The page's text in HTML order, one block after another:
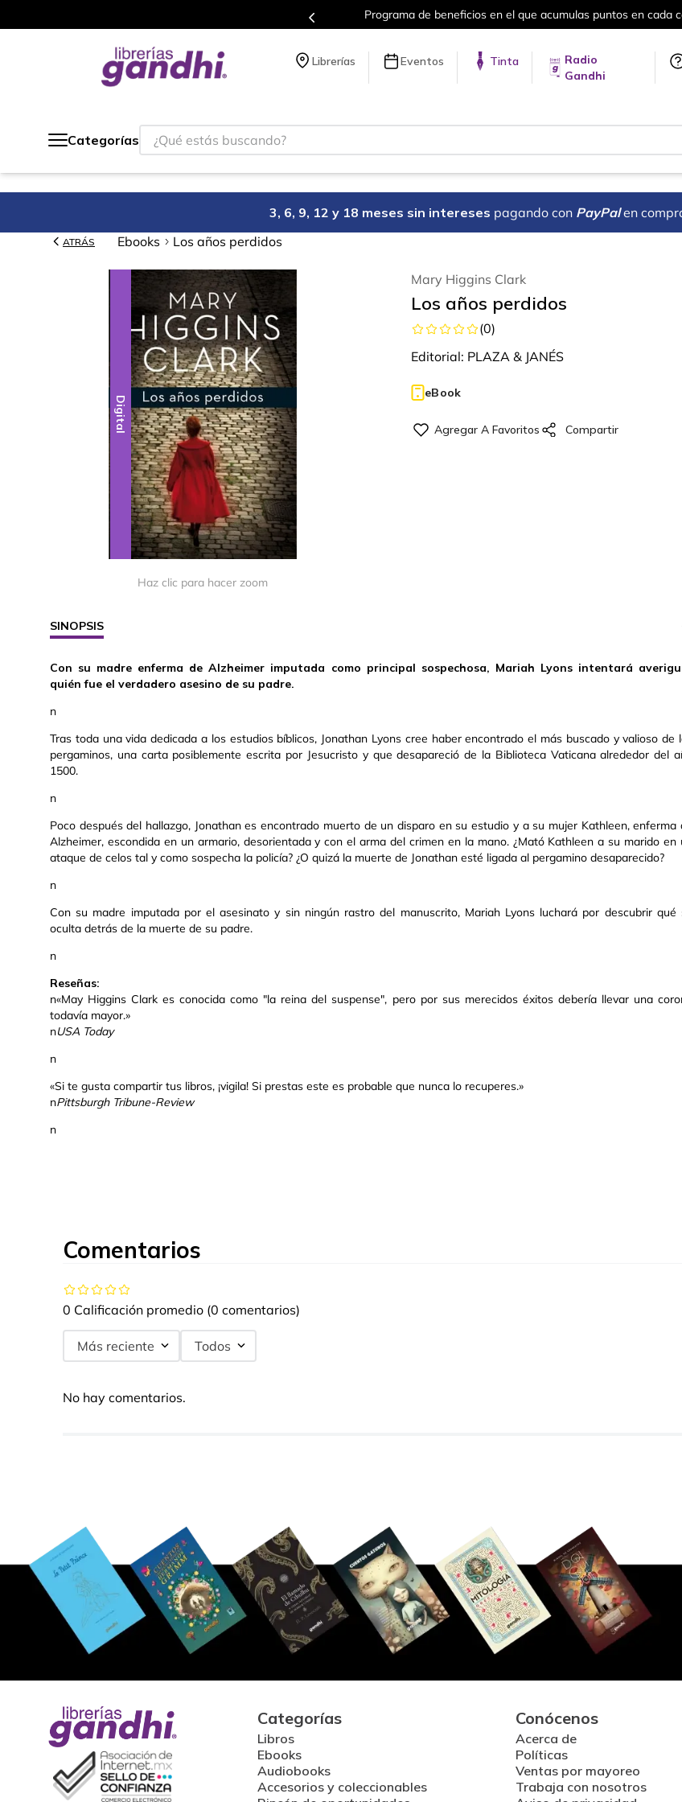
Programa de beneficios en el que acumulas puntos en cada compra. Más de 5 millones de
Librerías Eventos Tinta
Radio
Gandhi
Categorías
¿Qué estás buscando?
3, 6, 9, 12 y 18 meses sin intereses pagando con PayPal en
ATRÁS Ebooks Los años perdidos
Digital
Haz clic para hacer zoom
Mary Higgins Clark
Los años perdidos
(0)
Editorial: PLAZA & JANÉS
eBook
SINOPSIS
Con su madre enferma de Alzheimer imputada como principal sospechosa, Mariah Lyons intentará
quién fue el verdadero asesino de su padre.
n
Tras toda una vida dedicada a los estudios bíblicos, Jonathan Lyons cree haber encontrado el más buscado y valioso de
pergaminos, una carta posiblemente escrita por Jesucristo y que desapareció de la Biblioteca Vaticana alrededor del
1500.
n
Poco después del hallazgo, Jonathan es encontrado muerto de un disparo en su estudio y a su mujer Kathleen, enferma
Alzheimer, escondida en un armario, desorientada y con el arma del crimen en la mano. ¿Mató Kathleen a su marido en
ataque de celos tal y como sospecha la policía? ¿O quizá la muerte de Jonathan esté ligada al pergamino desaparecido?
n
Con su madre imputada por el asesinato y sin ningún rastro del manuscrito, Mariah Lyons luchará por descubrir qué
oculta detrás de la muerte de su padre.
n
Reseñas:
n«May Higgins Clark es conocida como "la reina del suspense", pero por sus merecidos éxitos debería llevar una
todavía mayor.»
nUSA Today
n
«Si te gusta compartir tus libros, ¡vigila! Si prestas este es probable que nunca lo recuperes.»
nPittsburgh Tribune-Review
n
Comentarios
0 Calificación promedio (0 comentarios)
Más reciente Todos
No hay comentarios.
Categorías
Libros
Ebooks
Audiobooks
Accesorios y coleccionables
Conócenos
Acerca de
Políticas
Ventas por mayoreo
Trabaja con nosotros